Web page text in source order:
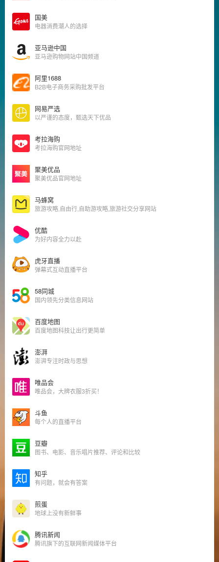
国美
电器消费潮人的选择
亚马逊中国
亚马逊购物网站中国频道
阿里1688
B2B电子商务采购批发平台
网易严选
以严谨的态度，甄选天下优品
考拉海购
考拉海购官网地址
聚美优品
聚美优品官网地址
马蜂窝
旅游攻略,自由行,自助游攻略,旅游社交分享网站
优酷
为好内容全力以赴
虎牙直播
弹幕式互动直播平台
58同城
国内领先分类信息网站
百度地图
百度地图科技让出行更简单
澎湃
澎湃专注时政与思想
唯品会
唯品会，大牌衣服3折买！
斗鱼
每个人的直播平台
豆瓣
图书、电影、音乐唱片推荐、评论和比较
知乎
有问题，就会有答案
煎蛋
地球上没有新鲜事
腾讯新闻
腾讯旗下的互联网新闻媒体平台